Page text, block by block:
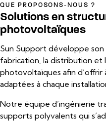
QUE PROPOSONS-NOUS ?
Solutions en
photovoltaïques
Sun Support développe son
fabrication, la distribution et
photovoltaïques afin d’offrir
adaptées à chaque
Notre équipe d’ingénierie
supports polyvalents qui